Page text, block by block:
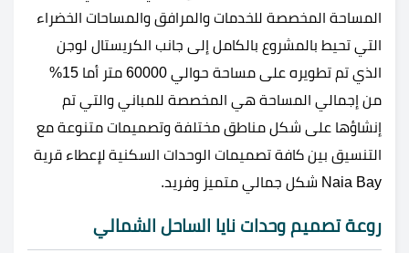
المساحة المخصصة للخدمات والمرافق والمساحات الخضراء
التي تحيط بالمشروع بالكامل إلى جانب الكريستال لوجن
الذي تم تطويره على مساحة حوالي 60000 متر أما 15%
من إجمالي المساحة هي المخصصة للمباني والتي تم
إنشاؤها على شكل مناطق مختلفة وتصميمات متنوعة مع
التنسيق بين كافة تصميمات الوحدات السكنية لإعطاء قرية
Naia Bay شكل جمالي متميز وفريد.
روعة تصميم وحدات نايا الساحل الشمالي